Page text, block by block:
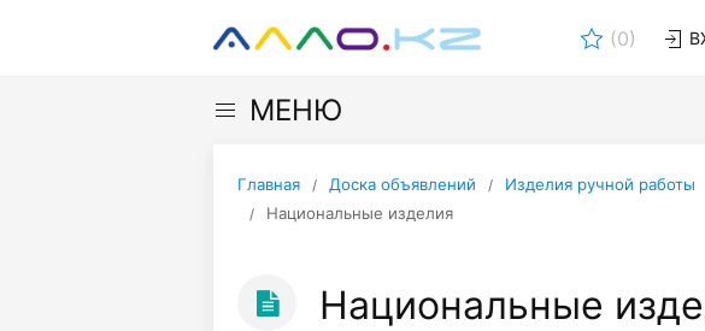
(0)
МЕНЮ
Главная Доска объявлений
Изделия ручной работы
Национальные изделия
Национальные